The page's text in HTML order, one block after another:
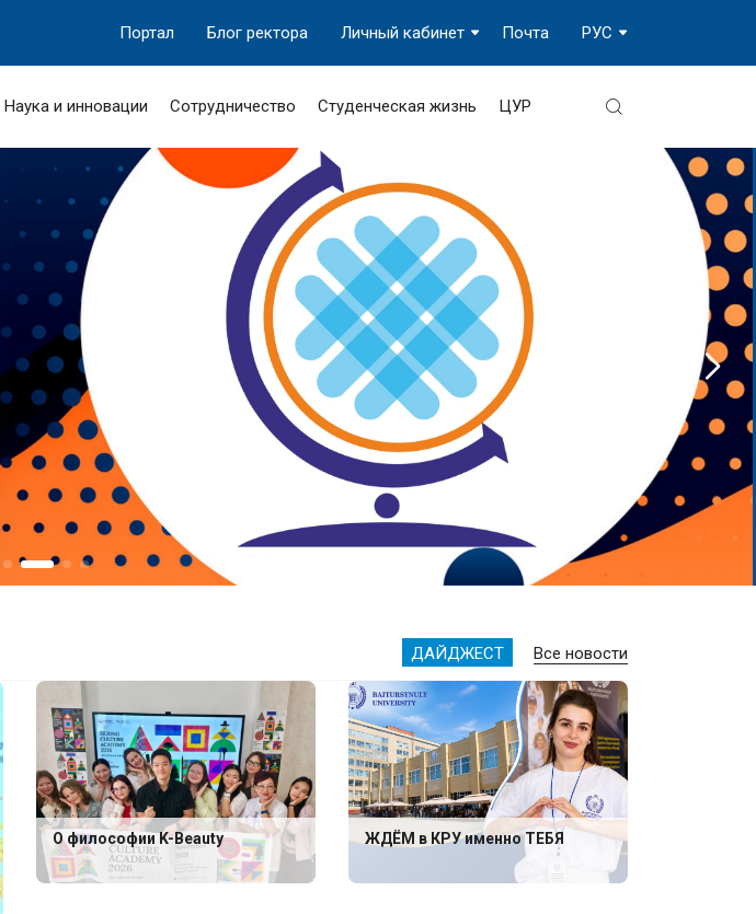
РУС
Почта
Личный кабинет
Блог ректора
Портал
Наука и инновации Сотрудничество Студенческая жизнь ЦУР
ДАЙДЖЕСТ Все новости
О философии K-Beauty ЖДЁМ в КРУ именно ТЕБЯ